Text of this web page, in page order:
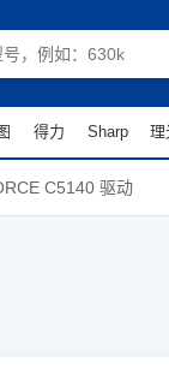
得力 Sharp 理
C5140 驱动